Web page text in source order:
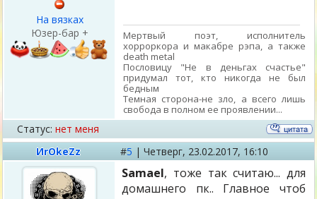
На вязках
Юзер-бар +
Мертвый поэт, исполнитель
хорроркора и макабре рэпа, а также
death metal
Пословицу "Не в деньгах счастье"
придумал тот, кто никогда не был
бедным
Темная сторона-не зло, а всего лишь
свобода в полном ее проявлении...
Статус: нет меня
ИrОkеZz
#5 | Четверг, 23.02.2017, 16:10
Samael, тоже так считаю... для
домашнего пк.. Главное чтоб